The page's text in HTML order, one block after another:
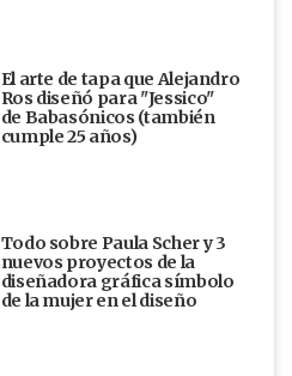
El arte de tapa que Alejandro
Ros diseñó para "Jessico"
de Babasónicos (también
cumple 25 años)
Todo sobre Paula Scher y 3
nuevos proyectos de la
diseñadora gráfica símbolo
de la mujer en el diseño